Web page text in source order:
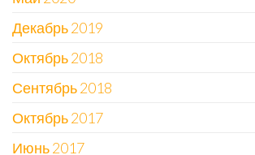
Декабрь 2019
Октябрь 2018
Сентябрь 2018
Октябрь 2017
Июнь 2017